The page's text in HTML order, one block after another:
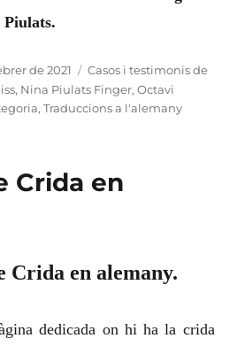
de 2021 Categories
Casos i testimonis de
, Nina Piulats Finger,Octavi
,Traduccions a l'alemany
Crida en
Crida en alemany.
dedicada on hi ha la crida